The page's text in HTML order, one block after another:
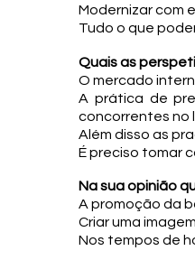
Modernizar com
Tudo o que
Quais as
O mercado
A prática de
concorrentes no
Além disso as
É preciso tomar
Na sua opinião
A promoção da
Criar uma
Nos tempos de